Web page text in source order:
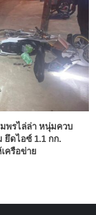
พรไล่ล่า หนุ่มควบ
ยึดไอซ์ 1.1 กก.
ครือข่าย